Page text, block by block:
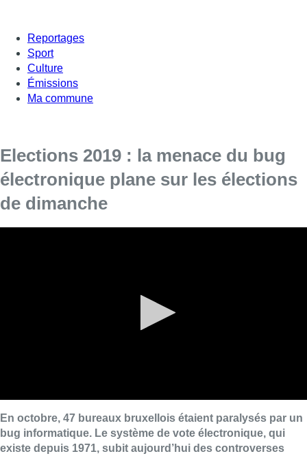
Reportages
Sport
Culture
Émissions
Ma commune
Elections 2019 : la menace du bug
électronique plane sur les élections
de dimanche
En octobre, 47 bureaux bruxellois étaient paralysés par un
bug informatique. Le système de vote électronique, qui
existe depuis 1971, subit aujourd’hui des controverses